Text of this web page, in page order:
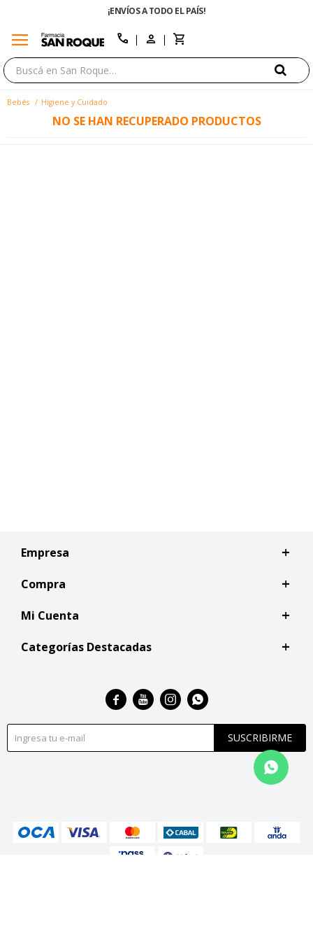
¡ENVÍOS A TODO EL PAÍS!
menu call
Bebés Higiene y Cuidado
NO SE HAN RECUPERADO PRODUCTOS
Empresa
Compra
Mi Cuenta
Categorías Destacadas
SUSCRIBIRME
   
close